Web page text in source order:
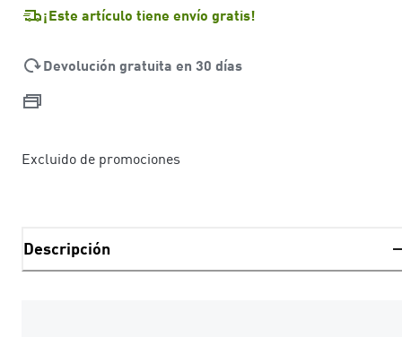
¡Este artículo tiene envío gratis!
Devolución gratuita en 30 días
Excluido de promociones
Descripción